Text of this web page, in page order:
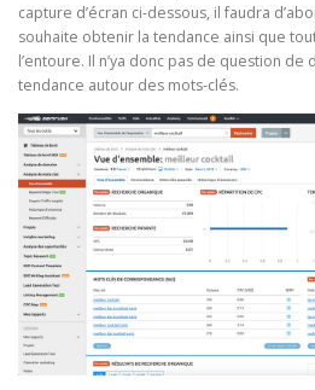
capture d’écran ci-dessous, il faudra
souhaite obtenir la tendance ainsi que
l’entoure. Il n’ya donc pas de question
tendance autour des mots-clés.